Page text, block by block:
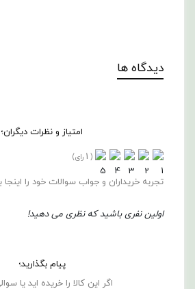
دیدگاه ها
امتیاز و نظرات دیگران؛
(
1 رای)
تجربه خریداران و جواب سوالات خود را اینجا
اولین نفری باشید که نظری می دهید!
پیام بگذارید؛
اگر این کالا را خریده اید یا